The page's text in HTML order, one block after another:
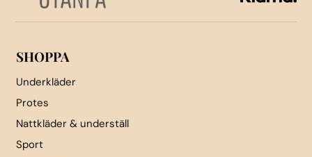
på
produktsidan
SHOPPA
Underkläder
Protes
Nattkläder & underställ
Sport